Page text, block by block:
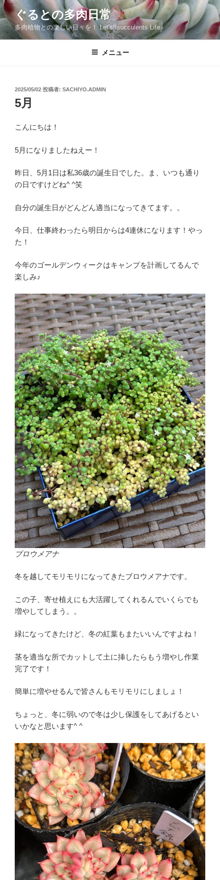
コ
ン
テ
ン
ぐるとの多肉日常
多肉植物との楽しい日々を！ Let's!!succulents Life♪
メニュー
投
稿
日:
2025/05/02 投稿者: SACHIYO.ADMIN
5月
こんにちは！
5月になりましたねえー！
昨日、5月1日は私36歳の誕生日でした。ま、いつも通り
の日ですけどね^ ^笑
自分の誕生日がどんどん適当になってきてます。。
今日、仕事終わったら明日からは4連休になります！やっ
た！
今年のゴールデンウィークはキャンプを計画してるんで
楽しみ♪
ブロウメアナ
冬を越してモリモリになってきたブロウメアナです。
この子、寄せ植えにも大活躍してくれるんでいくらでも
増やしてしまう。。
緑になってきたけど、冬の紅葉もまたいいんですよね！
茎を適当な所でカットして土に挿したらもう増やし作業
完了です！
簡単に増やせるんで皆さんもモリモリにしましょ！
ちょっと、冬に弱いので冬は少し保護をしてあげるとい
いかなと思います^ ^